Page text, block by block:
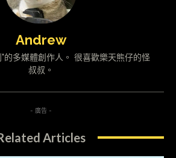
Andrew
的多媒體創作人。 很喜歡樂天熊仔的怪
叔叔。
- 廣告 -
Articles